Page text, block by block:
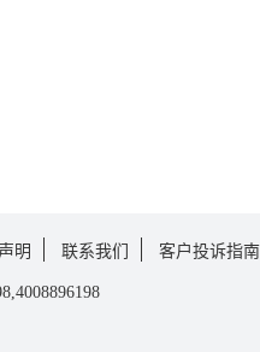
明 联系我们 客户投诉指南